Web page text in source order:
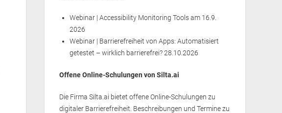
Webinar | Accessibility Monitoring Toolsam 16.9.
2026
Webinar | Barrierefreiheit von Apps: Automatisiert
getestet – wirklich barrierefrei?28.10.2026
Offene Online-Schulungen von Silta.ai
Die Firma Silta.ai bietet offene Online-Schulungen zu
digitaler Barrierefreiheit. Beschreibungen und Termine zu